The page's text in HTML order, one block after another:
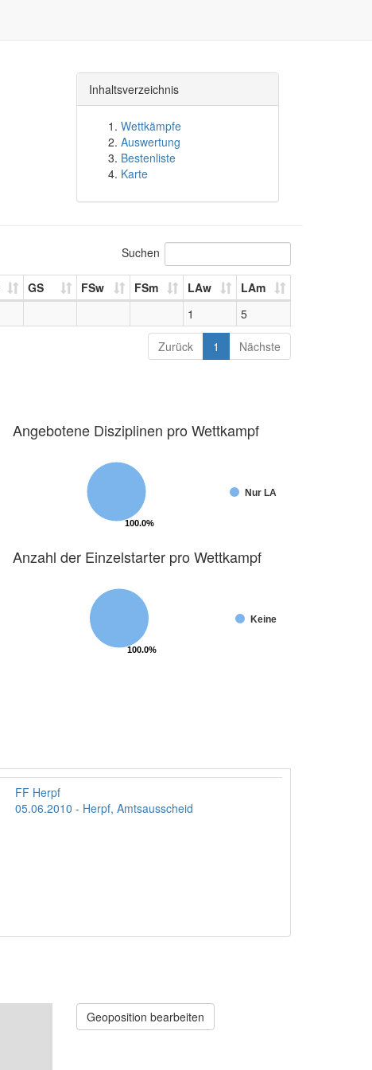
Inhaltsverzeichnis
Wettkämpfe
Auswertung
Bestenliste
Karte
Suchen
GS FSw FSm LAw
LAm
1
5
Zurück 1 Nächste
Angebotene Disziplinen pro Wettkampf
100.0%
100.0%
Nur LA
Anzahl der Einzelstarter pro Wettkampf
100.0%
100.0%
Keine
FF Herpf
05.06.2010 - Herpf, Amtsausscheid
Geoposition bearbeiten